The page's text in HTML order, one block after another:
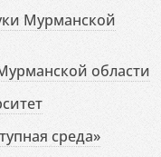
Мурманской
области
среда»